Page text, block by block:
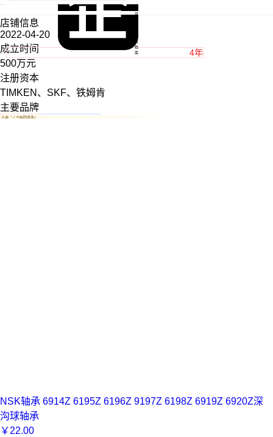
4年
首
类
档
案
店铺信息
2022-04-20
成立时间
500万元
注册资本
TIMKEN、SKF、铁姆肯
主要品牌
入选「了不起的改变」
NSK轴承 6914Z 6195Z 6196Z 9197Z 6198Z 6919Z 6920Z深
沟球轴承
￥ 22.00